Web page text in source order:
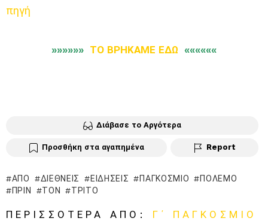
πηγή
»»»»»» ΤΟ ΒΡΗΚΑΜΕ ΕΔΩ ««««««
Διάβασε το Αργότερα
Προσθήκη στα αγαπημένα Report
ΑΠΌ ΔΙΕΘΝΕΊΣ ΕΙΔΉΣΕΙΣ ΠΑΓΚΌΣΜΙΟ
ΠΌΛΕΜΟ
ΠΡΙΝ
ΤΟΝ ΤΡΊΤΟ
ΠΕΡΙΣΣΌΤΕΡΑ ΑΠΌ: Γ΄ ΠΑΓΚΌΣΜΙΟ